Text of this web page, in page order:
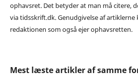
ophavsret. Det betyder at man må citere,
via tidsskrift.dk. Genudgivelse af
redaktionen som også ejer ophavsretten.
Mest læste artikler af samme